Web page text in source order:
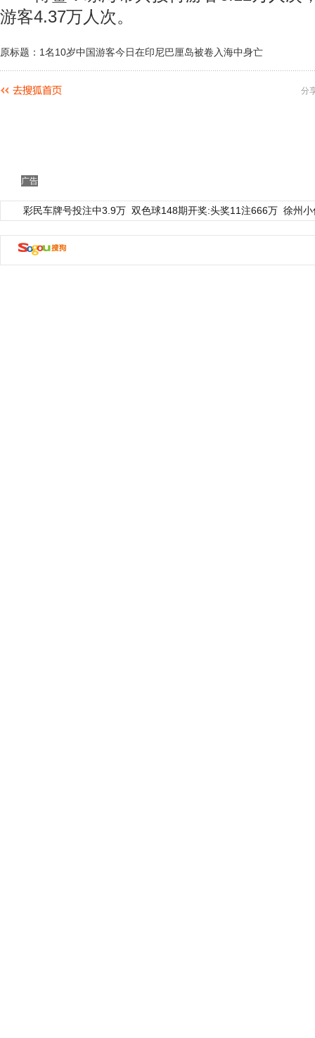
游客4.37万人次。
原标题：1名10岁中国游客今日在印尼巴厘岛被卷入海中身亡
分
广告
彩民车牌号投注中3.9万 双色球148期开奖:头奖11注666万 徐州